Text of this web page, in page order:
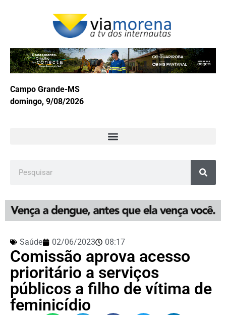
Campo Grande-MS
domingo, 9/08/2026
Saúde 02/06/2023 08:17
Comissão aprova acesso
prioritário a serviços
públicos a filho de vítima de
feminicídio